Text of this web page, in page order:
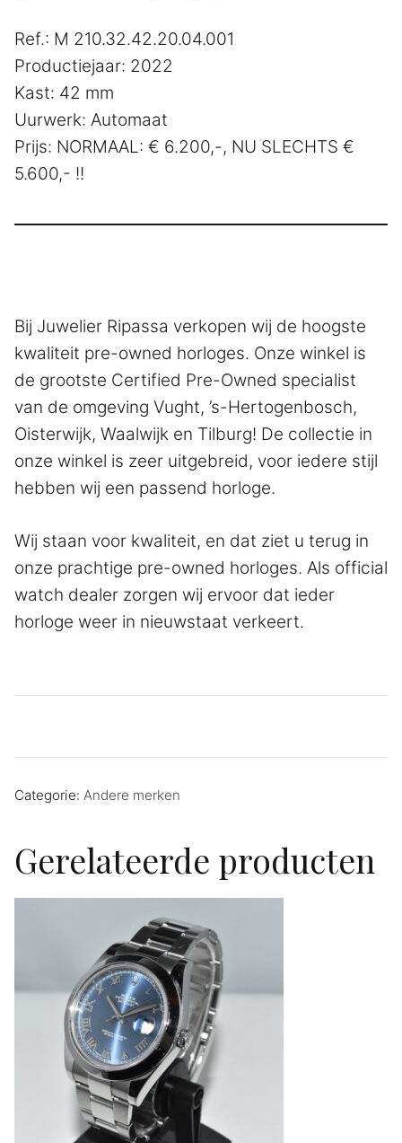
Ref.: M 210.32.42.20.04.001
Productiejaar: 2022
Kast: 42 mm
Uurwerk: Automaat
Prijs: NORMAAL: € 6.200,-, NU SLECHTS €
5.600,- !!
Bij Juwelier Ripassa verkopen wij de hoogste
kwaliteit pre-owned horloges. Onze winkel is
de grootste Certified Pre-Owned specialist
van de omgeving Vught, ’s-Hertogenbosch,
Oisterwijk, Waalwijk en Tilburg! De collectie in
onze winkel is zeer uitgebreid, voor iedere stijl
hebben wij een passend horloge.
Wij staan voor kwaliteit, en dat ziet u terug in
onze prachtige pre-owned horloges. Als official
watch dealer zorgen wij ervoor dat ieder
horloge weer in nieuwstaat verkeert.
Categorie: Andere merken
Gerelateerde producten